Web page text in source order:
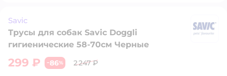
Savic
Трусы для собак Savic Doggli
гигиенические 58-70см Черные
299 ₽ −86%
2 247 ₽